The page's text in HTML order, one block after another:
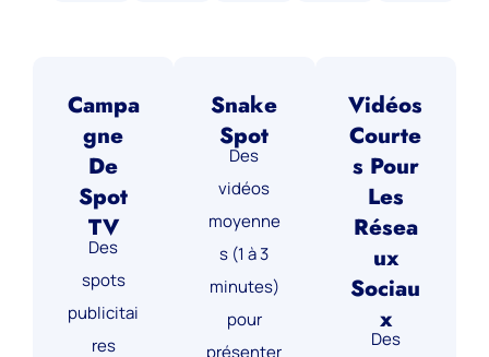
Campa
Gne
De
Spot
TV
Des
spots
publicitai
res
Snake
Spot
Des
vidéos
moyenne
s (1 à 3
minutes)
pour
présenter
Vidéos
Courte
S Pour
Les
Résea
Ux
Sociau
X
Des